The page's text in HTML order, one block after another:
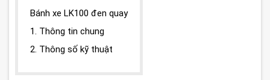
Bánh xe LK100 đen quay
1. Thông tin chung
2. Thông số kỹ thuật